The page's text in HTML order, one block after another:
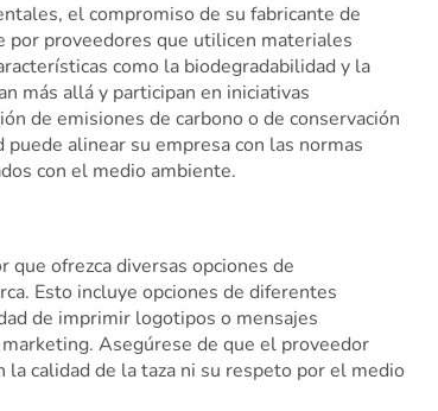
el compromiso de su fabricante de
por proveedores que utilicen materiales
como la biodegradabilidad y la
más allá y participan en iniciativas
de emisiones de carbono o de conservación
alinear su empresa con las normas
con el medio ambiente.
que ofrezca diversas opciones de
Esto incluye opciones de diferentes
de imprimir logotipos o mensajes
Asegúrese de que el proveedor
calidad de la taza ni su respeto por el medio